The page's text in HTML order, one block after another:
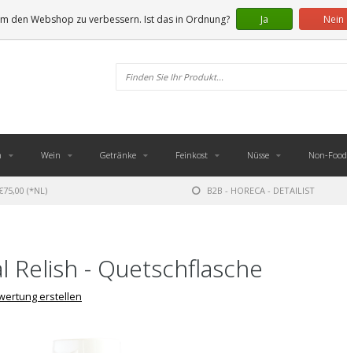
Wein Getränke Feinkost Nüsse Non-Food
(*NL) B2B - HORECA - DETAILIST
Relish - Quetschflasche
erstellen
den Webshop zu verbessern. Ist das in Ordnung? Ja Nein